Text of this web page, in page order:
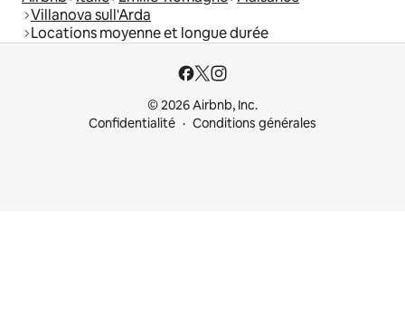
Villanova sull'Arda
Locations moyenne et longue durée
© 2026 Airbnb, Inc.
Confidentialité
Conditions générales